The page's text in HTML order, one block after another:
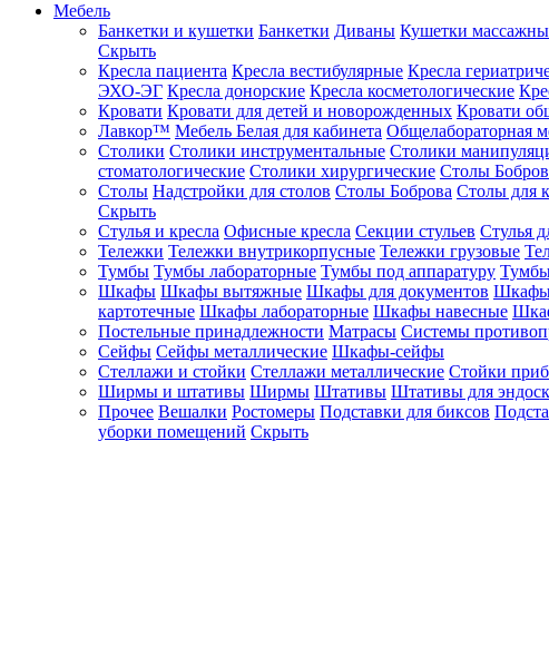
Мебель
Банкетки и кушетки Банкетки Диваны Кушетки
Скрыть
Кресла пациента Кресла вестибулярные Кресла
ЭХО-ЭГ Кресла донорские Кресла косметологические
Кровати Кровати для детей и новорожденных Кровати
Лавкор™ Мебель Белая для кабинета Общелабораторная
Столики Столики инструментальные Столики
стоматологические Столики хирургические Столы
Столы Надстройки для столов Столы Боброва Столы для
Скрыть
Стулья и кресла Офисные кресла Секции стульев Стулья
Тележки Тележки внутрикорпусные Тележки грузовые
Тумбы Тумбы лабораторные Тумбы под аппаратуру
Шкафы Шкафы вытяжные Шкафы для документов Шкафы
картотечные Шкафы лабораторные Шкафы навесные
Постельные принадлежности Матрасы Системы
Сейфы Сейфы металлические Шкафы-сейфы
Стеллажи и стойки Стеллажи металлические Стойки
Ширмы и штативы Ширмы Штативы Штативы для
Прочее Вешалки Ростомеры Подставки для биксов
уборки помещений Скрыть